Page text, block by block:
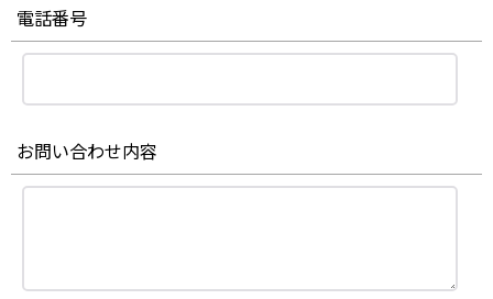
電話番号
お問い合わせ内容